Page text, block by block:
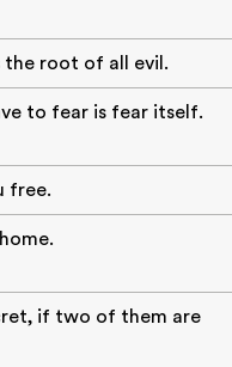
the root of all evil.
to fear is fear itself.
free.
if two of them are